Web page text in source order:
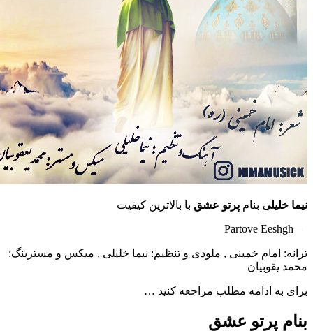
بنام پرتو عشق با بالاترین کیفیت
امام خمینی , ملودی و تنظیم: نیما خلیلی , میکس و مسترینگ:
به ادامه مطلب مراجعه کنید …
پرتو عشق